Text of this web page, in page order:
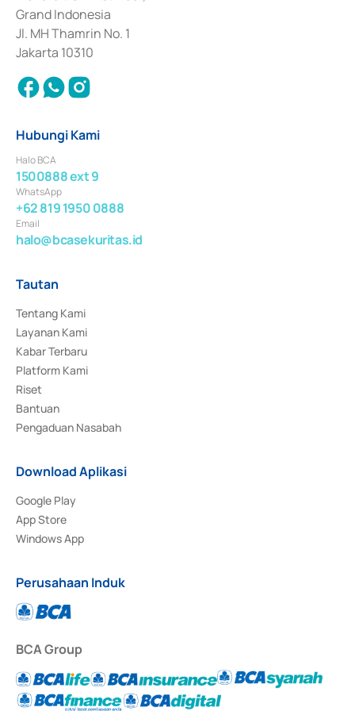
Surat Berharga Komersial yang izinnya diterbitkan pada tahun 2018.
Grand Indonesia
Jl. MH Thamrin No. 1
Jakarta 10310
Hubungi Kami
Halo BCA
1500888 ext 9
WhatsApp
+62 819 1950 0888
Email
halo@bcasekuritas.id
Tautan
Tentang Kami
Layanan Kami
Kabar Terbaru
Platform Kami
Riset
Bantuan
Pengaduan Nasabah
Download Aplikasi
Google Play
App Store
Windows App
Perusahaan Induk
BCA Group